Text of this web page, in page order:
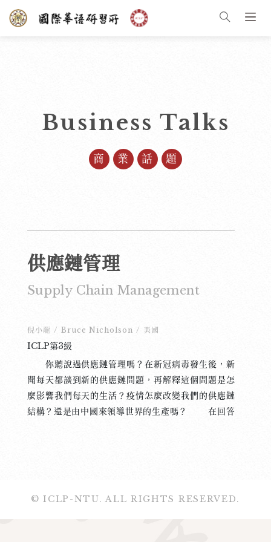
Business Talks
商業話題
供應鏈管理
Supply Chain Management
倪小龍 / Bruce Nicholson / 美國
ICLP第3級
你聽說過供應鏈管理嗎？在新冠病毒發生後，新
聞每天都談到新的供應鏈問題，再解釋這個問題是怎
麼影響我們每天的生活？疫情怎麼改變我們的供應鏈
結構？還是由中國來領導世界的生產嗎？ 在回答
理方式的話，因為金錢和時間這兩個主要因素，通常
會造成許多浪費，這樣一來，利潤就減少了。最近二
© ICLP-NTU. ALL RIGHTS RESERVED.